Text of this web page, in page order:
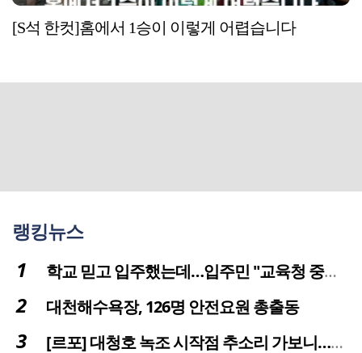
[S석 한컷]홈에서 1승이 이렇게 어렵습니다
랭킹뉴스
학교 믿고 입주했는데…입주민 "교육청 중재 나서라"
대천해수욕장, 126명 안전요원 총출동
[르포] 대청호 녹조 시작점 추소리 가보니…걷어내도 짙은 초록빛